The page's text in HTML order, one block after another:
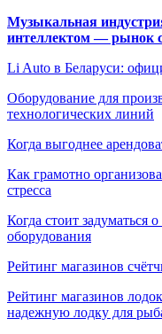
Музыкальная
интеллектом — рынок
Li Auto в Беларуси:
Оборудование для
технологических линий
Когда выгоднее
Как грамотно
стресса
Когда стоит задуматься
оборудования
Рейтинг магазинов
Рейтинг магазинов
надежную лодку для